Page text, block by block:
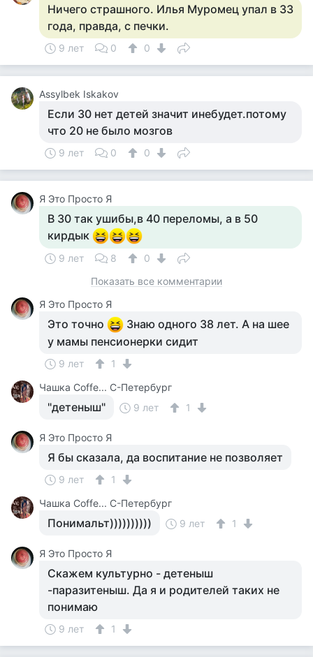
Ничего страшного. Илья Муромец упал в 33
года, правда, с печки.
9 лет 0 0
Assylbek Iskakov
Если 30 нет детей значит инебудет.потому
что 20 не было мозгов
9 лет 0 0
Я Это Просто Я
В 30 так ушибы,в 40 переломы, а в 50
кирдык
9 лет 8
0
Показать все комментарии
Я Это Просто Я
Это точно
Знаю одного 38 лет. А на шее
у мамы пенсионерки сидит
9 лет
1
Чашка Cоffe... С-Петербург
"детеныш" 9 лет 1
Я Это Просто Я
Я бы сказала, да воспитание не позволяет
9 лет
1
Чашка Cоffe... С-Петербург
Понимальт)))))))))) 9 лет 1
Я Это Просто Я
Скажем культурно - детеныш
-паразитеныш. Да я и родителей таких не
понимаю
9 лет 1